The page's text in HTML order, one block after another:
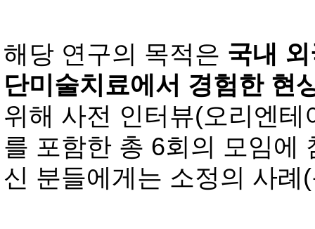
해당 연구의 목적은 국내
단미술치료에서 경험한 현
위해 사전 인터뷰(오리엔테
를 포함한 총 6회의 모임에
신 분들에게는 소정의 사례(